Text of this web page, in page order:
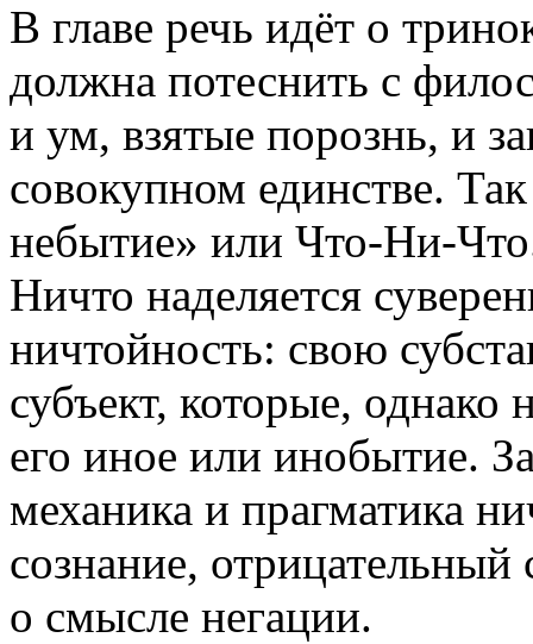
В главе речь идёт о
должна потеснить с
и ум, взятые порознь, и
совокупном единстве.
небытие» или Что-Ни-
Ничто наделяется
ничтойность: свою
субъект, которые,
его иное или инобытие.
механика и прагматика
сознание,
о смысле негации.